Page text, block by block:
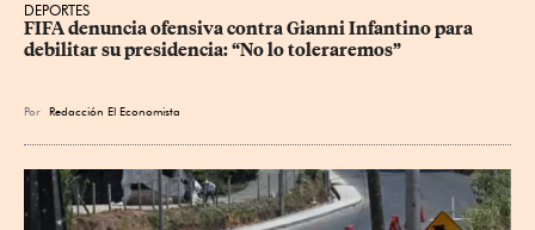
DEPORTES
FIFA denuncia ofensiva contra Gianni Infantino para
debilitar su presidencia: “No lo toleraremos”
Por Redacción El Economista